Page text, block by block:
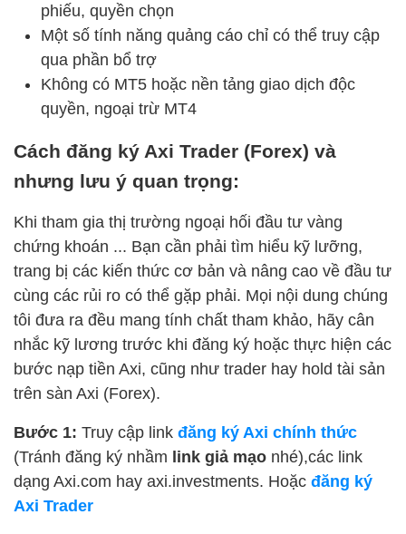
phiếu, quyền chọn
Một số tính năng quảng cáo chỉ có thể truy cập
qua phần bổ trợ
Không có MT5 hoặc nền tảng giao dịch độc
quyền, ngoại trừ MT4
Cách đăng ký Axi Trader (Forex) và
nhưng lưu ý quan trọng:
Khi tham gia thị trường ngoại hối đầu tư vàng
chứng khoán ... Bạn cần phải tìm hiểu kỹ lưỡng,
trang bị các kiến thức cơ bản và nâng cao về đầu tư
cùng các rủi ro có thể gặp phải. Mọi nội dung chúng
tôi đưa ra đều mang tính chất tham khảo, hãy cân
nhắc kỹ lương trước khi đăng ký hoặc thực hiện các
bước nạp tiền Axi, cũng như trader hay hold tài sản
trên sàn Axi (Forex).
Bước 1: Truy cập link đăng ký Axi chính thức
(Tránh đăng ký nhầm link giả mạo nhé),các link
dạng Axi.com hay axi.investments. Hoặc đăng ký
Axi Trader